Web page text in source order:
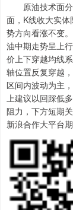
原油技术面分
面，K线收大实
势方向看涨不变
油中期走势呈上
价上下穿越均线
轴位置反复穿越
区间内波动为主
上建议以回踩低
阻力，下方短期
新浪合作大平台